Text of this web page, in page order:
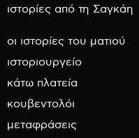
ιστορίες από τη Σαγκάη
οι ιστορίες του ματιού
ιστοριουργείο
κάτω πλατεία
κουβεντολόι
μεταφράσεις